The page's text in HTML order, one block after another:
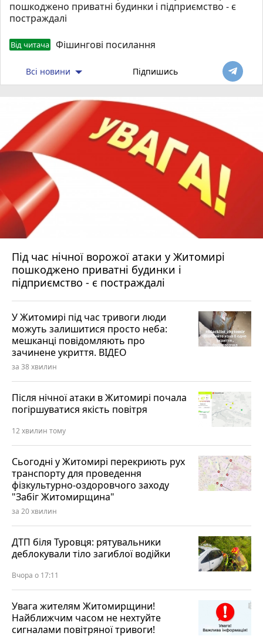
пошкоджено приватні будинки і підприємство - є
постраждалі
Від читача Фішингові посилання
Всі новини Підпишись
Під час нічної ворожої атаки у Житомирі
пошкоджено приватні будинки і
підприємство - є постраждалі
У Житомирі під час тривоги люди
можуть залишитися просто неба:
мешканці повідомляють про
зачинене укриття. ВІДЕО
за 38 хвилин
Після нічної атаки в Житомирі почала
погіршуватися якість повітря
12 хвилин тому
Сьогодні у Житомирі перекриють рух
транспорту для проведення
фізкультурно-оздоровчого заходу
"Забіг Житомирщина"
за 20 хвилин
ДТП біля Туровця: рятувальники
деблокували тіло загиблої водійки
Вчора о 17:11
Увага жителям Житомирщини!
Найближчим часом не нехтуйте
сигналами повітряної тривоги!